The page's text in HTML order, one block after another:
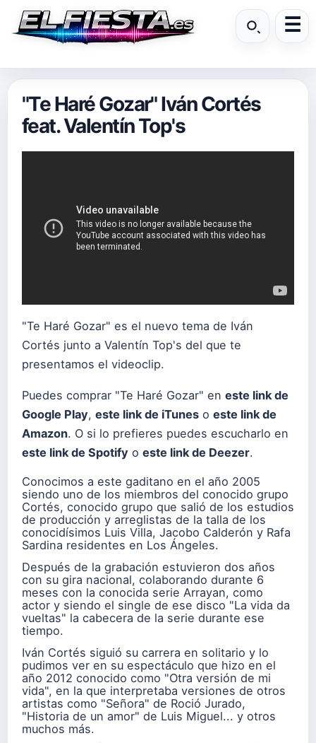
"Te Haré Gozar" Iván Cortés
feat. Valentín Top's
"Te Haré Gozar" es el nuevo tema de Iván
Cortés junto a Valentín Top's del que te
presentamos el videoclip.
Puedes comprar "Te Haré Gozar" en este link de
Google Play, este link de iTunes o este link de
Amazon. O si lo prefieres puedes escucharlo en
este link de Spotify o este link de Deezer.
Conocimos a este gaditano en el año 2005
siendo uno de los miembros del conocido grupo
Cortés, conocido grupo que salió de los estudios
de producción y arreglistas de la talla de los
conocidísimos Luis Villa, Jacobo Calderón y Rafa
Sardina residentes en Los Ángeles.
Después de la grabación estuvieron dos años
con su gira nacional, colaborando durante 6
meses con la conocida serie Arrayan, como
actor y siendo el single de ese disco "La vida da
vueltas" la cabecera de la serie durante ese
tiempo.
Iván Cortés siguió su carrera en solitario y lo
pudimos ver en su espectáculo que hizo en el
año 2012 conocido como "Otra versión de mi
vida", en la que interpretaba versiones de otros
artistas como "Señora" de Roció Jurado,
"Historia de un amor" de Luis Miguel... y otros
muchos más.